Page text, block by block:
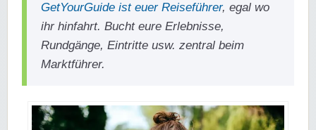
GetYourGuide ist euer Reiseführer, egal wo
ihr hinfahrt. Bucht eure Erlebnisse,
Rundgänge, Eintritte usw. zentral beim
Marktführer.